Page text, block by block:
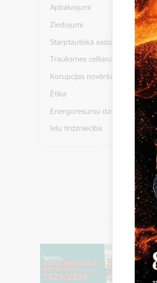
Apbalvojumi
Ziedojumi
Starptautiskā sadarbība
Trauksmes celšana
Korupcijas novēršana
Ētika
Energoresursu dati un statistika
Ielu tirdzniecība